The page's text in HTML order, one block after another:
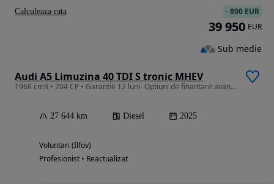
Audi A5 Limuzina 40 TDI S tronic MHEV
1968 cm3 • 204 CP • Garantie 12 luni- Optiuni de finantare avantajoase
27 644 km Diesel 2025
Voluntari (Ilfov)
Profesionist • Reactualizat
-800 EUR
39 950 EUR
Sub medie
Calculeaza rata